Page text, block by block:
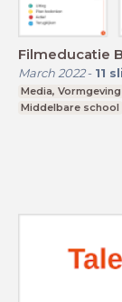
Filmeducatie
March 2022- 11
Media, Vormgeving
Middelbare school